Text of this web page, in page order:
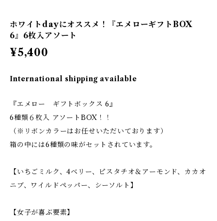
ホワイトdayにオススメ！『エメローギフトBOX
6』6枚入アソート
¥5,400
International shipping available
『エメロー ギフトボックス 6』
6種類６枚入 アソートBOX！！
（※リボンカラーはお任せいただいております）
箱の中には6種類の味がセットされています。
【いちごミルク、4ベリー、ピスタチオ＆アーモンド、カカオ
ニブ、ワイルドペッパー、シーソルト】
【女子が喜ぶ要素】